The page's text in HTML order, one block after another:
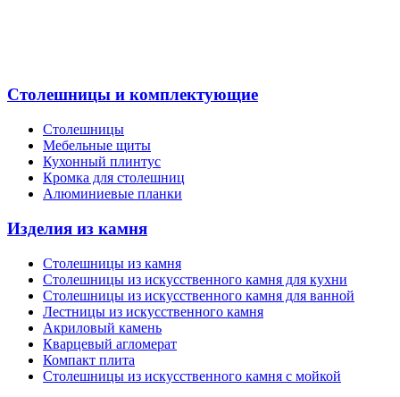
Столешницы и комплектующие
Столешницы
Мебельные щиты
Кухонный плинтус
Кромка для столешниц
Алюминиевые планки
Изделия из камня
Столешницы из камня
Cтолешницы из искусственного камня для кухни
Cтолешницы из искусственного камня для ванной
Лестницы из искусственного камня
Акриловый камень
Кварцевый агломерат
Компакт плита
Столешницы из искусственного камня с мойкой